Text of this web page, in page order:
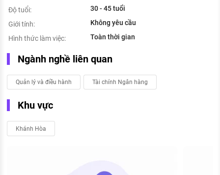
Độ tuổi:
30 - 45 tuổi
Giới tính:
Không yêu cầu
Hình thức làm việc:
Toàn thời gian
Ngành nghề liên quan
Quản lý và điều hành Tài chính Ngân hàng
Khu vực
Khánh Hòa